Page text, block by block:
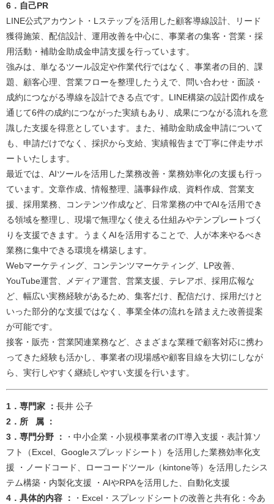
6．自己PR
LINE公式アカウント・Lステップを活用した顧客導線設計、リード
獲得施策、配信設計、運用改善を中心に、事業者の集客・営業・採
用活動・補助金助成金申請支援を行っています。
強みは、単なるツール設定や作業代行ではなく、事業者の目的、課
題、顧客心理、営業フローを整理したうえで、問い合わせ・面談・
成約につながる導線を設計できる点です。LINE構築の設計図作成を
通じて6件の成約につながった実績もあり、成果につながる流れを意
識した支援を得意としています。また、補助金助成金申請について
も、申請だけでなく、採択から支給、実績報告まで丁寧に伴走サポ
ートいたします。
最近では、AIツールを活用した業務改善・業務効率化の支援も行っ
ています。文章作成、情報整理、議事録作成、資料作成、営業支
援、採用業務、コンテンツ作成など、日常業務の中でAIを活用でき
る領域を整理し、現場で無理なく使える仕組みやテンプレートづく
りを支援できます。うまくAIを活用することで、人が本来やるべき
業務に集中できる環境を構築します。
Webマーケティング、コンテンツマーケティング、LP改善、
YouTube運営、メディア運営、営業支援、テレアポ、採用広報な
ど、幅広い実務経験があるため、集客だけ、配信だけ、採用だけと
いった部分的な支援ではなく、事業全体の流れを踏まえた改善提案
が可能です。
接客・販売・営業関連業務など、さまざまな業種で顧客対応に携わ
ってきた経験も活かし、事業者の現場感や顧客目線を大切にしなが
ら、実行しやすく継続しやすい支援を行います。
1．専門家 ： 長井 公子​
2．所 属 ：
3．専門分野 ：
・中小企業・小規模事業者のIT導入支援・表計算ソ
フト（Excel、Googleスプレッドシート）を活用した業務効率化支
援 ・ノードコード、ローコードツール（kintone等）を活用したシス
テム構築・内製化支援 ・AIやRPAを活用した、自動化支援​
4．具体的内容 ：
・Excel・スプレッドシートの改善と共有化：今あ